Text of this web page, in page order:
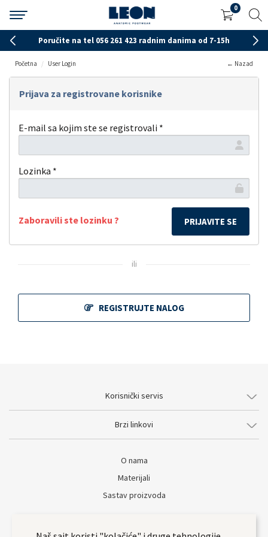
0
Poručite na tel 056 261 423 radnim danima od 7-15h
Početna User Login ← Nazad
Prijava za registrovane korisnike
E-mail sa kojim ste se registrovali *
Lozinka *
Zaboravili ste lozinku ?
ili
REGISTRUJTE NALOG
Korisnički servis
Brzi linkovi
O nama
Materijali
Sastav proizvoda